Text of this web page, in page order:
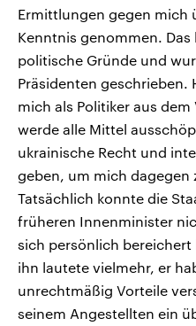
Ermittlungen gegen mich
Kenntnis genommen.
politische Gründe und
Präsidenten geschrieben.
mich als Politiker aus
werde alle Mittel
ukrainische Recht und
geben, um mich dagegen
Tatsächlich konnte die
früheren Innenminister
sich persönlich
ihn lautete vielmehr, er
unrechtmäßig Vorteile
seinem Angestellten ein